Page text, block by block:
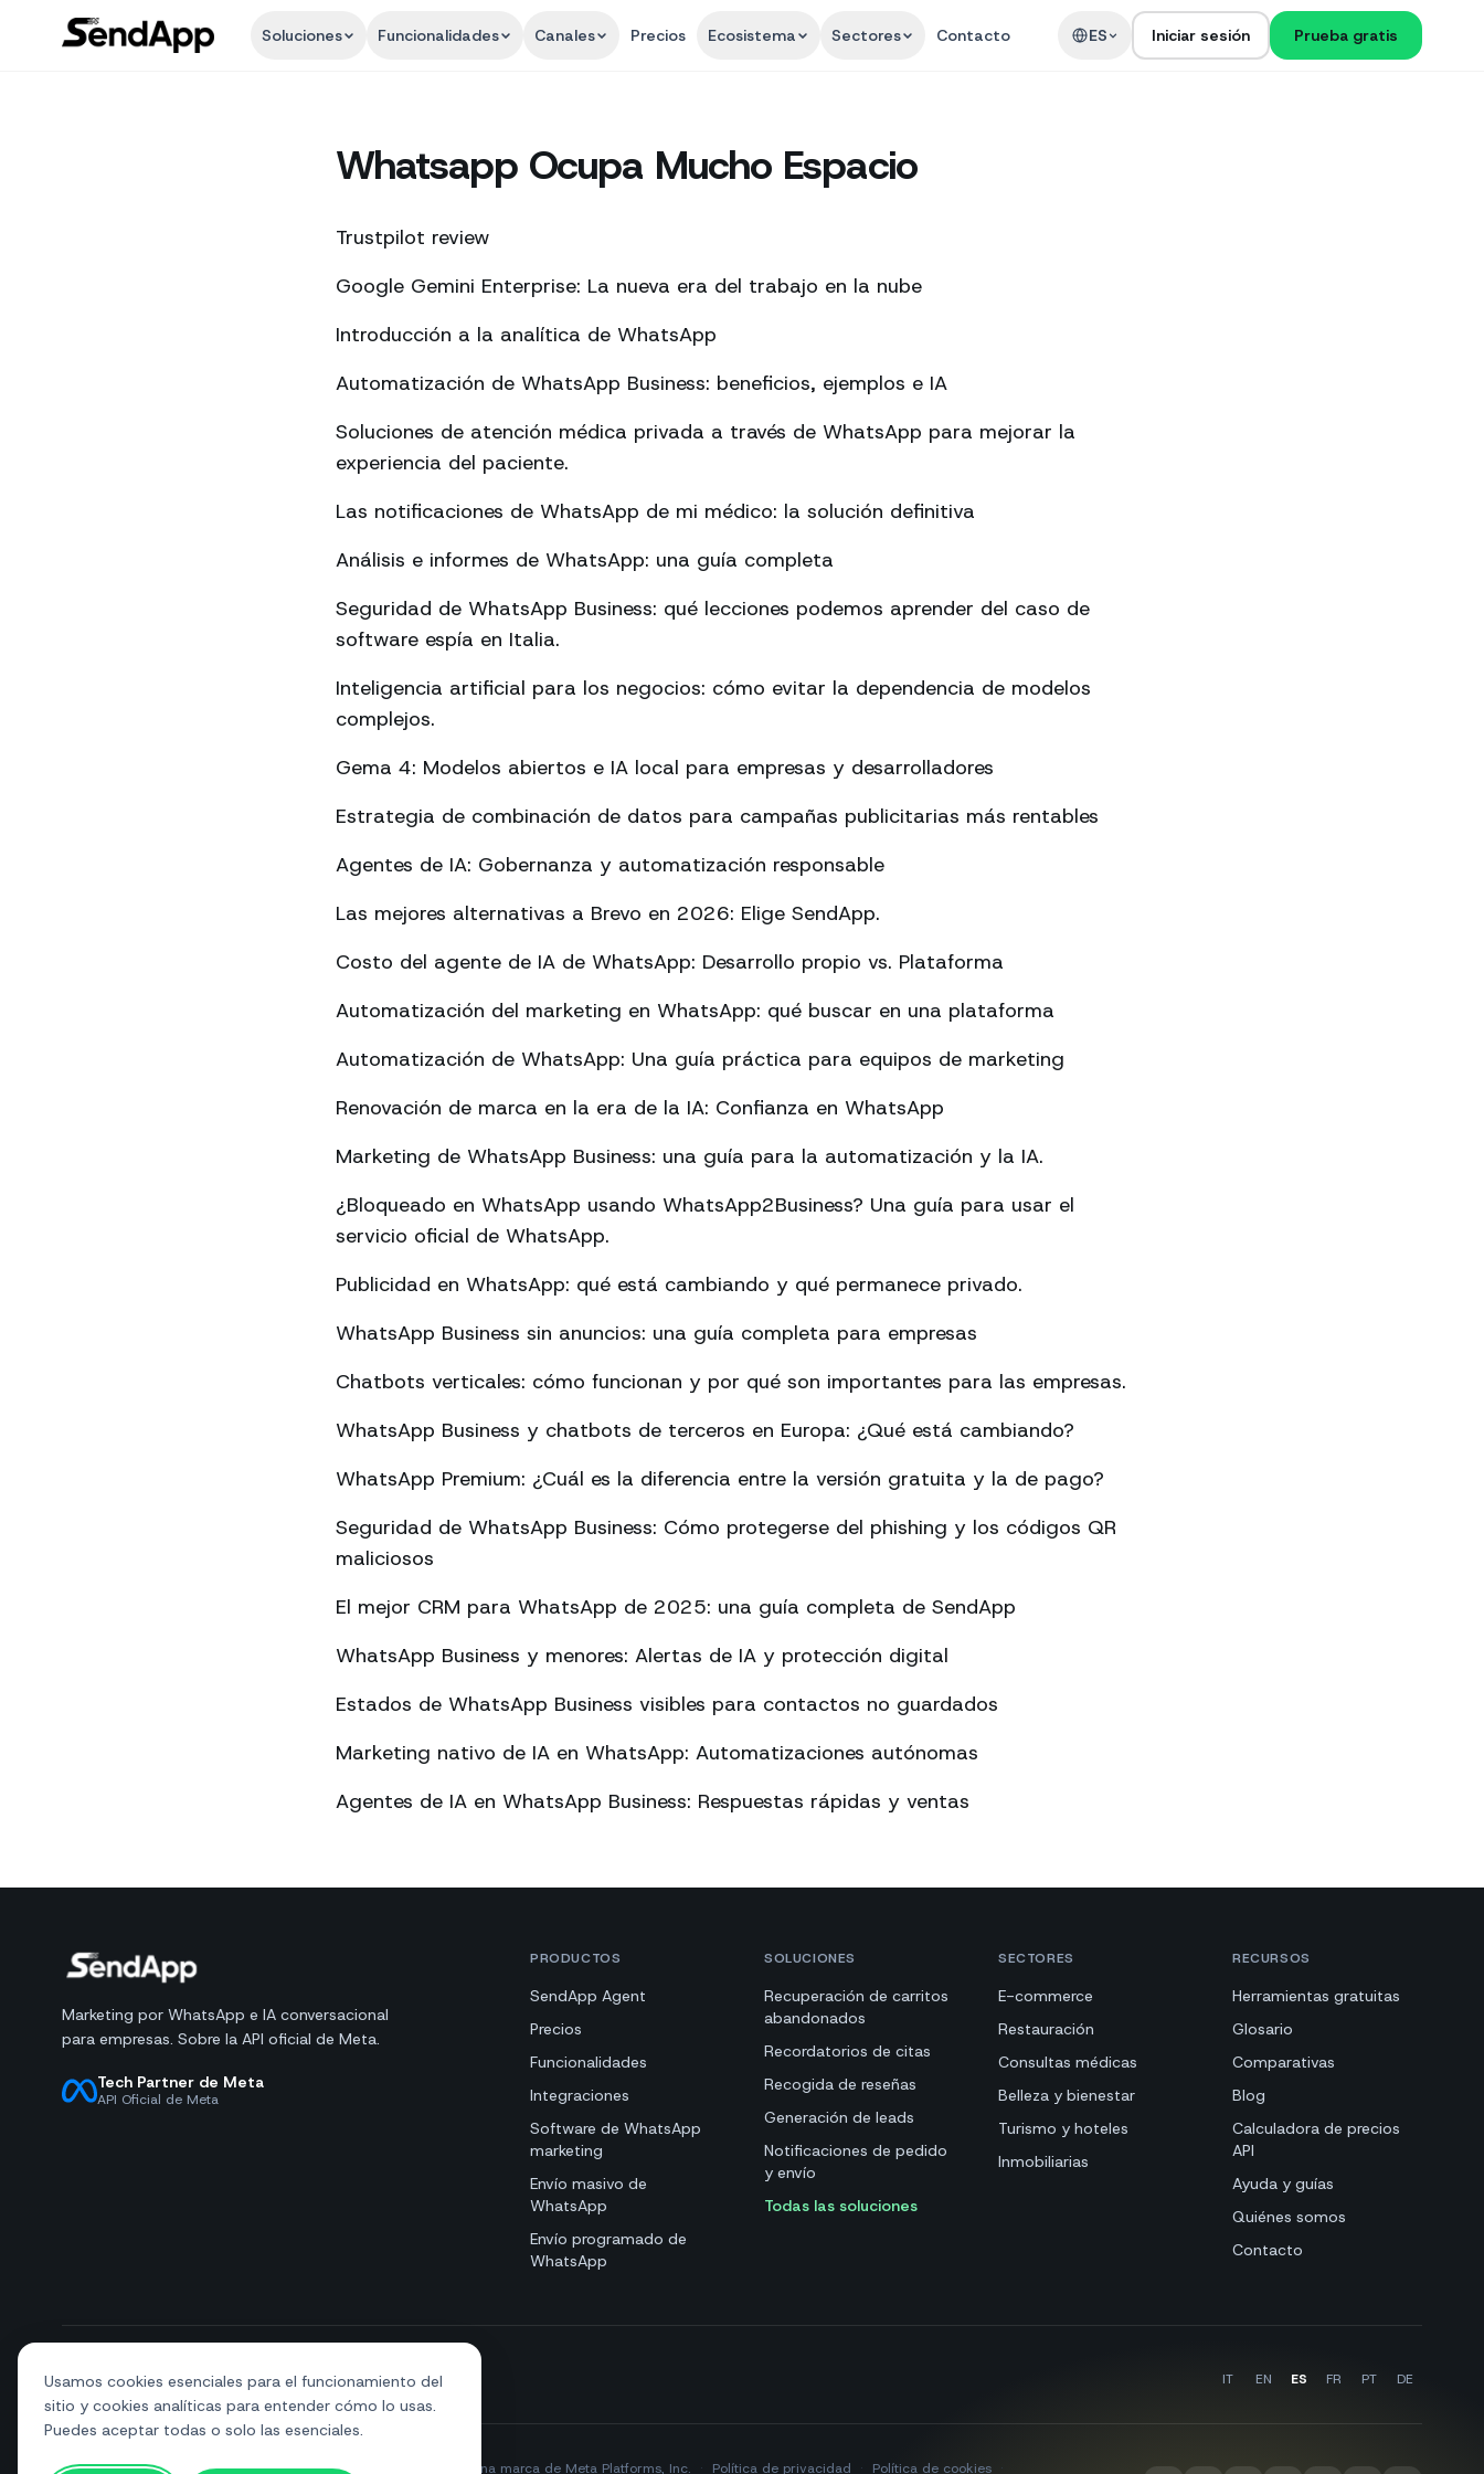
Usamos cookies esenciales para el funcionamiento del
sitio y cookies analíticas para entender cómo lo usas.
Puedes aceptar todas o solo las esenciales.
Soluciones Funcionalidades Canales Precios Ecosistema Sectores Contacto ES Iniciar sesión Prueba gratis
Whatsapp Ocupa Mucho Espacio
Trustpilot review
Google Gemini Enterprise: La nueva era del trabajo en la nube
Introducción a la analítica de WhatsApp
Automatización de WhatsApp Business: beneficios, ejemplos e IA
Soluciones de atención médica privada a través de WhatsApp para mejorar la
experiencia del paciente.
Las notificaciones de WhatsApp de mi médico: la solución definitiva
Análisis e informes de WhatsApp: una guía completa
Seguridad de WhatsApp Business: qué lecciones podemos aprender del caso de
software espía en Italia.
Inteligencia artificial para los negocios: cómo evitar la dependencia de modelos
complejos.
Gema 4: Modelos abiertos e IA local para empresas y desarrolladores
Estrategia de combinación de datos para campañas publicitarias más rentables
Agentes de IA: Gobernanza y automatización responsable
Las mejores alternativas a Brevo en 2026: Elige SendApp.
Costo del agente de IA de WhatsApp: Desarrollo propio vs. Plataforma
Automatización del marketing en WhatsApp: qué buscar en una plataforma
Automatización de WhatsApp: Una guía práctica para equipos de marketing
Renovación de marca en la era de la IA: Confianza en WhatsApp
Marketing de WhatsApp Business: una guía para la automatización y la IA.
¿Bloqueado en WhatsApp usando WhatsApp2Business? Una guía para usar el
servicio oficial de WhatsApp.
Publicidad en WhatsApp: qué está cambiando y qué permanece privado.
WhatsApp Business sin anuncios: una guía completa para empresas
Chatbots verticales: cómo funcionan y por qué son importantes para las empresas.
WhatsApp Business y chatbots de terceros en Europa: ¿Qué está cambiando?
WhatsApp Premium: ¿Cuál es la diferencia entre la versión gratuita y la de pago?
Seguridad de WhatsApp Business: Cómo protegerse del phishing y los códigos QR
maliciosos
El mejor CRM para WhatsApp de 2025: una guía completa de SendApp
WhatsApp Business y menores: Alertas de IA y protección digital
Estados de WhatsApp Business visibles para contactos no guardados
Marketing nativo de IA en WhatsApp: Automatizaciones autónomas
Agentes de IA en WhatsApp Business: Respuestas rápidas y ventas
Marketing por WhatsApp e IA conversacional
para empresas. Sobre la API oficial de Meta.
Tech Partner de Meta
API Oficial de Meta
PRODUCTOS
SendApp Agent
Precios
Funcionalidades
Integraciones
Software de WhatsApp
marketing
Envío masivo de
WhatsApp
Envío programado de
WhatsApp
SOLUCIONES
Recuperación de carritos
abandonados
Recordatorios de citas
Recogida de reseñas
Generación de leads
Notificaciones de pedido
y envío
Todas las soluciones
SECTORES
E-commerce
Restauración
Consultas médicas
Belleza y bienestar
Turismo y hoteles
Inmobiliarias
RECURSOS
Herramientas gratuitas
Glosario
Comparativas
Blog
Calculadora de precios
API
Ayuda y guías
Quiénes somos
Contacto
+39 081 544 7792info@sendapp.live IT EN ES FR PT DE
© 2026 SendApp. Todos los derechos reservados. WhatsApp es una marca de Meta Platforms, Inc. · Política de privacidad · Política de cookies ·